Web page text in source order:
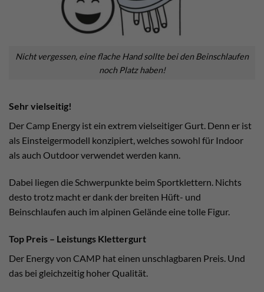
Nicht vergessen, eine flache Hand sollte bei den Beinschlaufen
noch Platz haben!
Sehr vielseitig!
Der Camp Energy ist ein extrem vielseitiger Gurt. Denn er ist
als Einsteigermodell konzipiert, welches sowohl für Indoor
als auch Outdoor verwendet werden kann.
Dabei liegen die Schwerpunkte beim Sportklettern. Nichts
desto trotz macht er dank der breiten Hüft- und
Beinschlaufen auch im alpinen Gelände eine tolle Figur.
Top Preis – Leistungs Klettergurt
Der Energy von CAMP hat einen unschlagbaren Preis. Und
das bei gleichzeitig hoher Qualität.